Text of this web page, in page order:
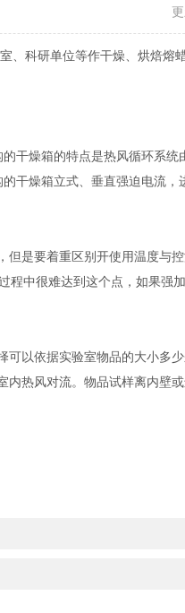
、科研单位等作干燥、烘焙熔
燥箱的特点是热风循环系统
燥箱立式、垂直强迫电流，
是要着重区别开使用温度与
中很难达到这个点，如果强
依据实验室物品的大小多
热风对流。物品试样离内壁